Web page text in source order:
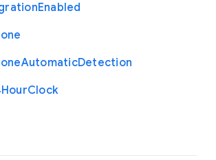
Enabled
AutomaticDetection
HourClock